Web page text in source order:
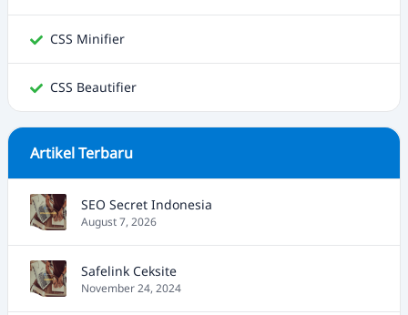
CSS Minifier
CSS Beautifier
Artikel Terbaru
SEO Secret Indonesia
August 7, 2026
Safelink Ceksite
November 24, 2024